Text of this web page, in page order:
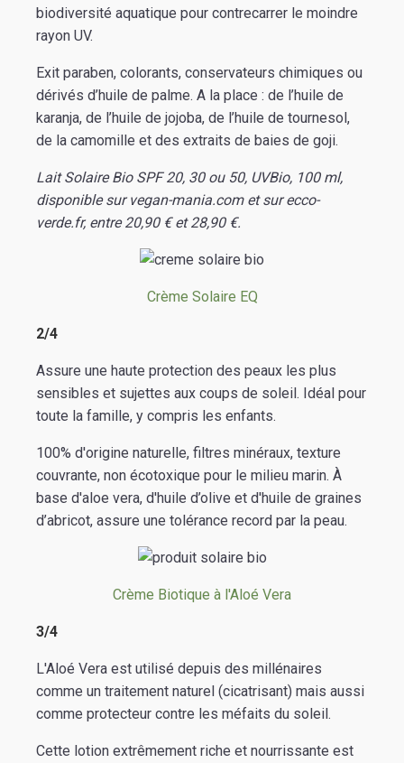
biodiversité aquatique pour contrecarrer le moindre
rayon UV.
Exit paraben, colorants, conservateurs chimiques ou
dérivés d’huile de palme. A la place : de l’huile de
karanja, de l’huile de jojoba, de l’huile de tournesol,
de la camomille et des extraits de baies de goji.
Lait Solaire Bio SPF 20, 30 ou 50, UVBio, 100 ml,
disponible sur vegan-mania.com et sur ecco-
verde.fr, entre 20,90 € et 28,90 €.
Crème Solaire EQ
2/4
Assure une haute protection des peaux les plus
sensibles et sujettes aux coups de soleil. Idéal pour
toute la famille, y compris les enfants.
100% d'origine naturelle, filtres minéraux, texture
couvrante, non écotoxique pour le milieu marin. À
base d'aloe vera, d'huile d’olive et d'huile de graines
d’abricot, assure une tolérance record par la peau.
Crème Biotique à l'Aloé Vera
3/4
L'Aloé Vera est utilisé depuis des millénaires
comme un traitement naturel (cicatrisant) mais aussi
comme protecteur contre les méfaits du soleil.
Cette lotion extrêmement riche et nourrissante est